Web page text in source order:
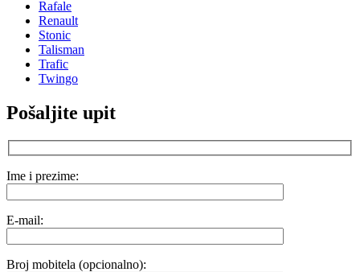
Rafale
Renault
Stonic
Talisman
Trafic
Twingo
Pošaljite upit
Ime i prezime:
E-mail:
Broj mobitela (opcionalno):